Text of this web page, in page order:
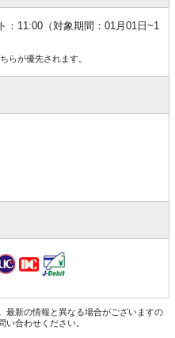
：11:00（対象期間：01月01日~1
らが優先されます。
新の情報と異なる場合がございますの
い合わせください。